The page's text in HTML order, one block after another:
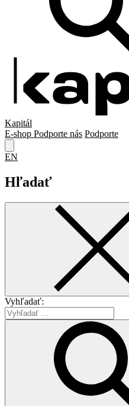
Kapitál
E-shop Podporte nás Podporte
EN
Hľadať
Vyhľadať: